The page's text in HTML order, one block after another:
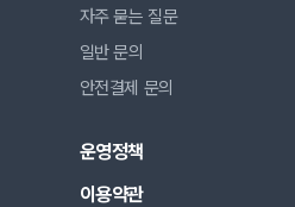
자주 묻는 질문
일반 문의
안전결제 문의
운영정책
이용약관